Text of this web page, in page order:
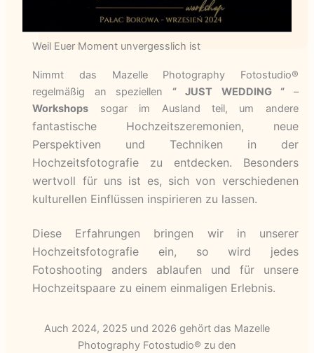
Weil Euer Moment unvergesslich ist
Nimmt das Mazelle Photography Fotostudio®
regelmäßig an speziellen “ JUST WEDDING “ –
Workshops sogar im Ausland teil, um andere
fantastische Hochzeitszeremonien, neue
Perspektiven und Techniken in der
Hochzeitsfotografie zu entdecken. Besonders
wertvoll für uns ist es, sich von verschiedenen
kulturellen Einflüssen inspirieren zu lassen.
Diese Erfahrungen bringen wir in unserer
Hochzeitsfotografie ein, so wird jedes
Fotoshooting anders ablaufen und für unsere
Hochzeitspaare zu einem einmaligen Erlebnis.
Auch 2024, 2025 und 2026 gehört das Mazelle
Photography Fotostudio® zu den